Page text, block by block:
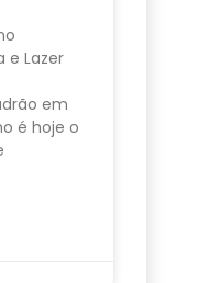
e Lazer
em
é hoje o